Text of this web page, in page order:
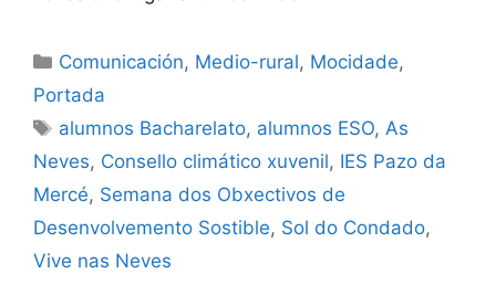
Comunicación, Medio-rural, Mocidade,
Portada
alumnos Bacharelato, alumnos ESO, As
Neves, Consello climático xuvenil, IES Pazo da
Mercé, Semana dos Obxectivos de
Desenvolvemento Sostible, Sol do Condado,
Vive nas Neves